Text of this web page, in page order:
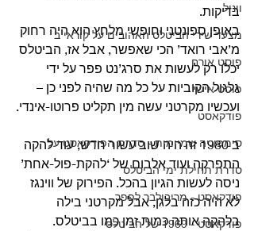
ויניל
מצעד שירי הביטלס האהובים על קוראי ב
פוסט אורח
פוסט אישי
פודקאסט
סימפוניה שמיימית - סדרת הפודקאסט על
סדרת תחילת ימי הביטלס
פודקאסט - מריבולבר לפפר
פודקאסט - 1969 של הביטלס
בדיקות.
באופן ספונטני וחופשי מלחץ הוא היה רחוק
מ’אבי רואד’ הכי שאפשר, אבל אז, הביטלס
יכלו רק לעשות את סרג’נט פפר על ידי
גלגול הקוביות על כל מה שהיה לפני כן –
ועכשיו מקרטני עשה מין תקליט פרוטו-אינדי.
ב 1980 זה היה שוב עשור חדש, עוד להקה
התפרקה ועוד אלבום של ‘להקת-פול-אחת’
ניסה לעשות הגיון בהכל. הפירוק של ווינגז
לא היה כזה בלגן, אבל מקרטני בילה
בלהקה אותה כמות זמן כמו בביטלס.